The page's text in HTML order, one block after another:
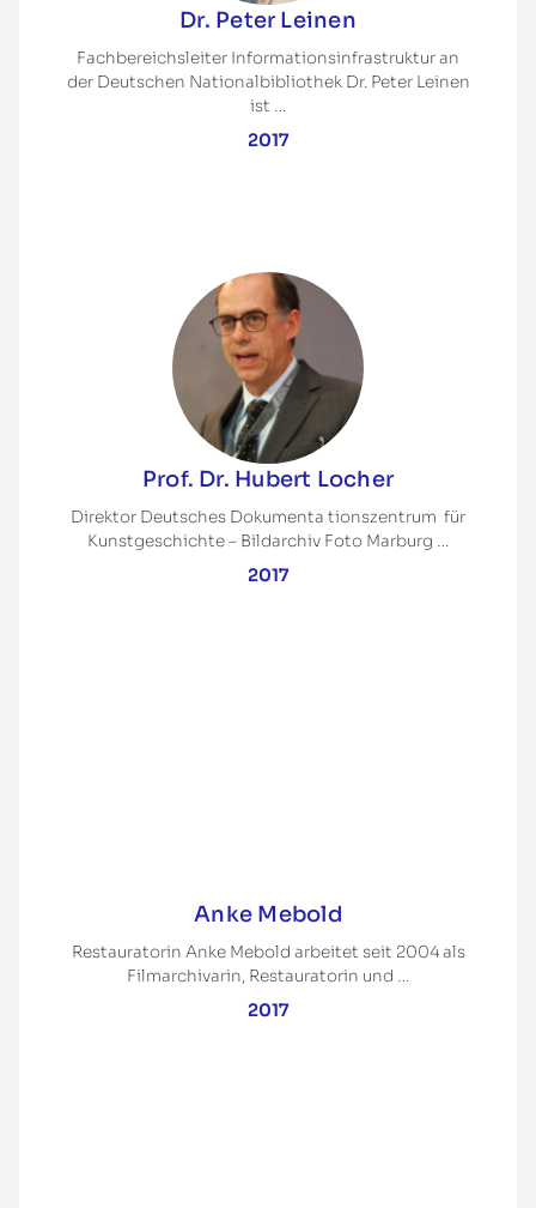
Dr. Peter Leinen
Fachbereichsleiter Informationsinfrastruktur an
der Deutschen Nationalbibliothek Dr. Peter Leinen
ist …
2017
Prof. Dr. Hubert Locher
Direktor Deutsches Dokumenta tionszentrum für
Kunstgeschichte – Bildarchiv Foto Marburg …
2017
Anke Mebold
Restauratorin Anke Mebold arbeitet seit 2004 als
Filmarchivarin, Restauratorin und …
2017